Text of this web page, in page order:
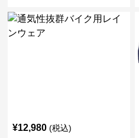
¥12,980 (税込)